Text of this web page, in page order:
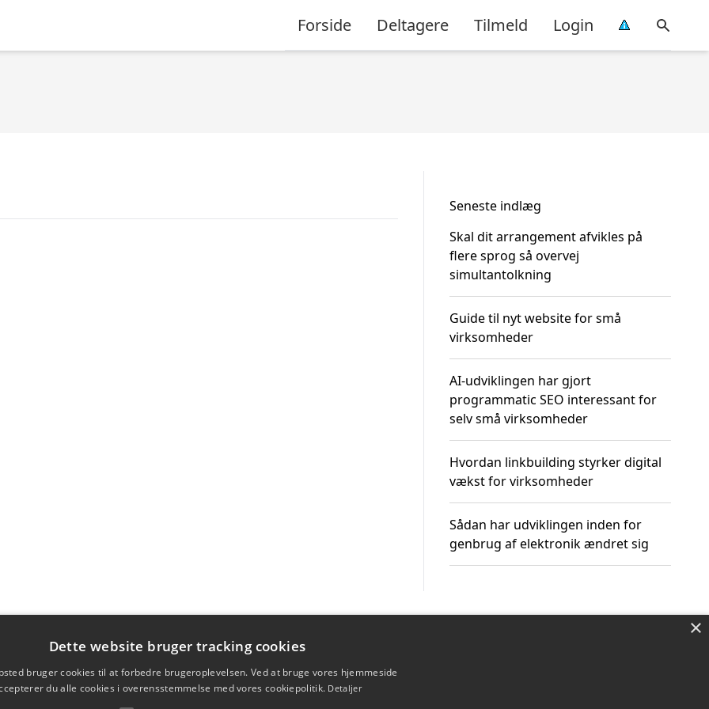
Forside Deltagere Tilmeld Login
Seneste indlæg
Skal dit arrangement afvikles på
flere sprog så overvej
simultantolkning
Guide til nyt website for små
virksomheder
AI-udviklingen har gjort
programmatic SEO interessant for
selv små virksomheder
Hvordan linkbuilding styrker digital
vækst for virksomheder
Sådan har udviklingen inden for
genbrug af elektronik ændret sig
×
Dette website bruger tracking cookies
bruger cookies til at forbedre brugeroplevelsen. Ved at bruge vores hjemmeside
du alle cookies i overensstemmelse med vores cookiepolitik. Detaljer